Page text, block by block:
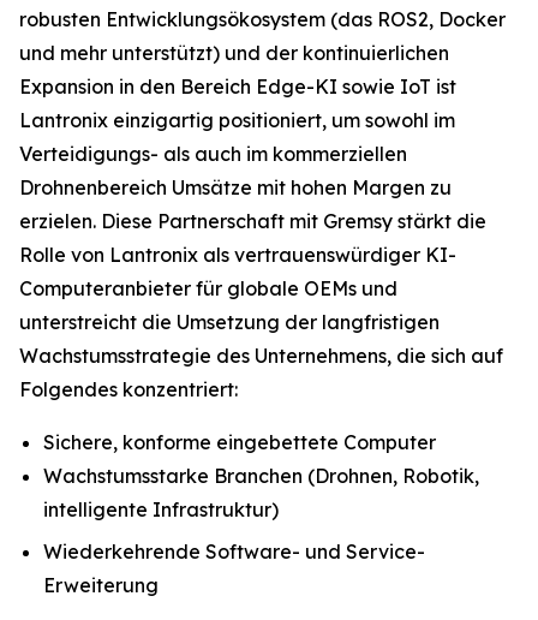
robusten Entwicklungsökosystem (das ROS2, Docker
und mehr unterstützt) und der kontinuierlichen
Expansion in den Bereich Edge-KI sowie IoT ist
Lantronix einzigartig positioniert, um sowohl im
Verteidigungs- als auch im kommerziellen
Drohnenbereich Umsätze mit hohen Margen zu
erzielen. Diese Partnerschaft mit Gremsy stärkt die
Rolle von Lantronix als vertrauenswürdiger KI-
Computeranbieter für globale OEMs und
unterstreicht die Umsetzung der langfristigen
Wachstumsstrategie des Unternehmens, die sich auf
Folgendes konzentriert:
Sichere, konforme eingebettete Computer
Wachstumsstarke Branchen (Drohnen, Robotik,
intelligente Infrastruktur)
Wiederkehrende Software- und Service-
Erweiterung